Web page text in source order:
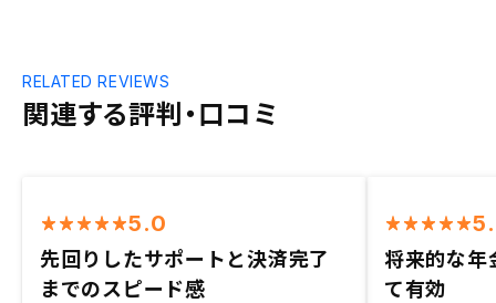
関連する評判・口コミ
RELATED REVIEWS
5.0
先回りしたサポートと決済完了
までのスピード感
将来的な年
て有効